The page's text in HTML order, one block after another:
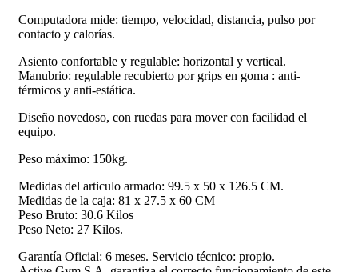
Computadora mide: tiempo, velocidad, distancia, pulso por
contacto y calorías.
Asiento confortable y regulable: horizontal y vertical.
Manubrio: regulable recubierto por grips en goma : anti-
térmicos y anti-estática.
Diseño novedoso, con ruedas para mover con facilidad el
equipo.
Peso máximo: 150kg.
Medidas del articulo armado: 99.5 x 50 x 126.5 CM.
Medidas de la caja: 81 x 27.5 x 60 CM
Peso Bruto: 30.6 Kilos
Peso Neto: 27 Kilos.
Garantía Oficial: 6 meses. Servicio técnico: propio.